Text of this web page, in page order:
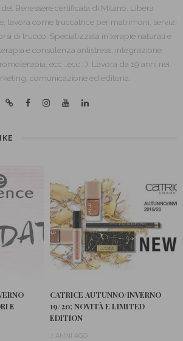
Benessere certificata di Milano. Libera
lavora come truccatrice per matrimoni, servizi
di trucco. Specializzata in terapie naturali e
e consulenza antistress, integrazione
ecc...ecc...). Lavora da 19 anni nei
comunicazione ed editoria.
E
CATRICE AUTUNNO/INVERNO
19/20; NOVITÀ E LIMITED
EDITION
7 ANNI AGO